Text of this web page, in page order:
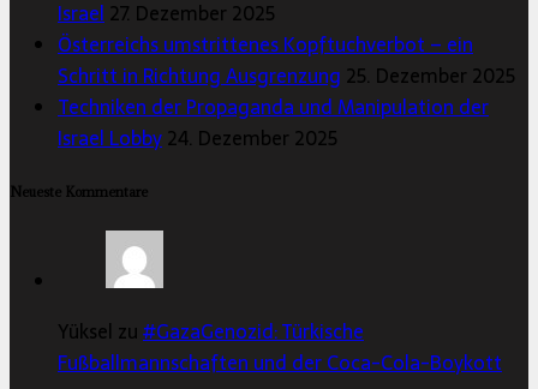
Israel27. Dezember 2025
Österreichs umstrittenes Kopftuchverbot – ein
Schritt in Richtung Ausgrenzung 25. Dezember 2025
Techniken der Propaganda und Manipulation der
Israel Lobby24. Dezember 2025
Neueste Kommentare
Yüksel zu#GazaGenozid: Türkische
Fußballmannschaften und der Coca-Cola-Boykott